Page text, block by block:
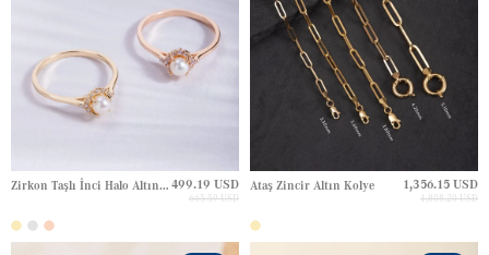
Zirkon Taşlı İnci Halo Altın Yüzük 499.19 USD
665.59 USD
Ataş Zincir Altın Kolye 1,356.15 USD
1,808.20 USD